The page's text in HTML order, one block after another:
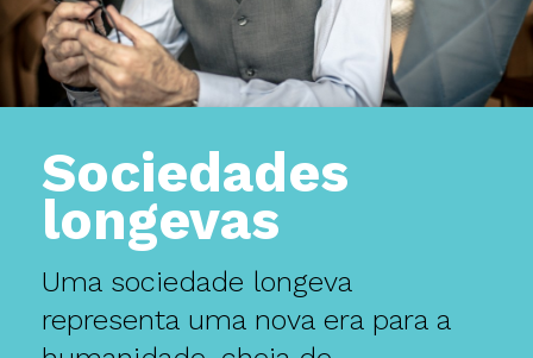
Sociedades
longevas
Uma sociedade longeva
representa uma nova era para a